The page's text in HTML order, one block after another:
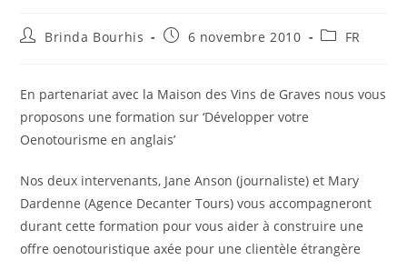
Auteur/autrice
publication :
Brinda Bourhis
Publication
6 novembre 2010
PostFR
En partenariat avec la Maison des Vins de Graves nous vous
proposons une formation sur ‘Développer votre
Oenotourisme en anglais’
Nos deux intervenants, Jane Anson (journaliste) et Mary
Dardenne (Agence Decanter Tours) vous accompagneront
durant cette formation pour vous aider à construire une
offre oenotouristique axée pour une clientèle étrangère